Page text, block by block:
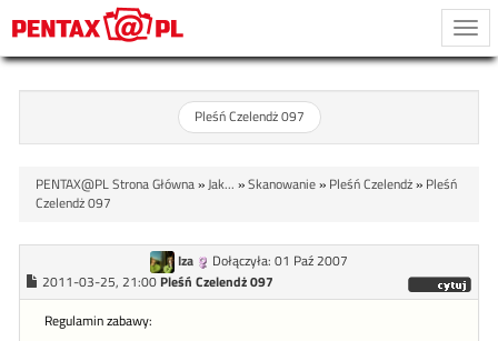
Pleśń Czelendż 097
PENTAX@PL Strona Główna»Jak... »Skanowanie» Pleśń Czelendż» Pleśń
Czelendż 097
Iza
Dołączyła: 01 Paź 2007
2011-03-25, 21:00 Pleśń Czelendż 097
Regulamin zabawy: